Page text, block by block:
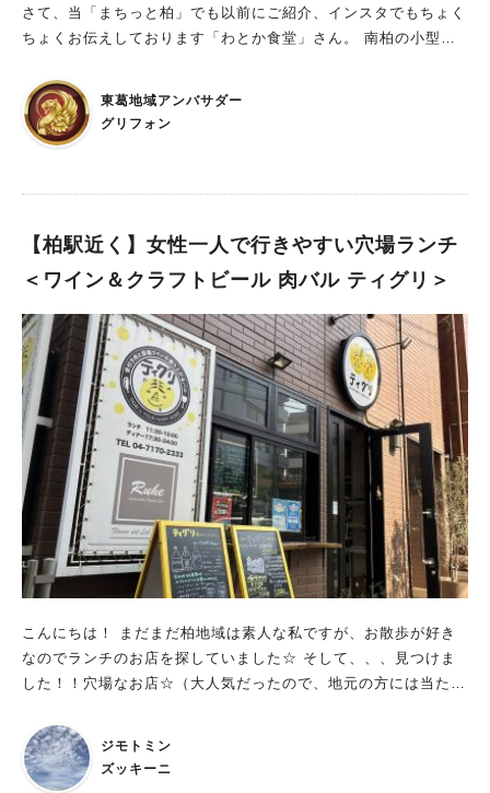
さて、当「まちっと柏」でも以前にご紹介、インスタでもちょく
ちょくお伝えしております「わとか食堂」さん。 南柏の小型食
かやの町でテイクアウト専門のお店を出していたのですが、202
3年3月1日、いよいよイートイン店舗に回帰しました。 今回、取
材依頼をいただいておりまして、報道向け内覧会の日とは別にお
ープンに際しての苦労話や新コンセプトといったところも含め
東葛地域アンバサダー
グリフォン
【柏駅近く】女性一人で行きやすい穴場ランチ
＜ワイン＆クラフトビール 肉バル ティグリ＞
こんにちは！ まだまだ柏地域は素人な私ですが、お散歩が好き
なのでランチのお店を探していました☆ そして、、、見つけま
した！！穴場なお店☆（大人気だったので、地元の方には当たり
ているようでした。 団体の方が多いかと思えば2人テーブルと4
人テーブルをうまく使ってお一人様から団体様まで活気溢れるお
店です。 今回、訪問したのが平日のランチだからかお客様は全
ジモトミン
ズッキーニ